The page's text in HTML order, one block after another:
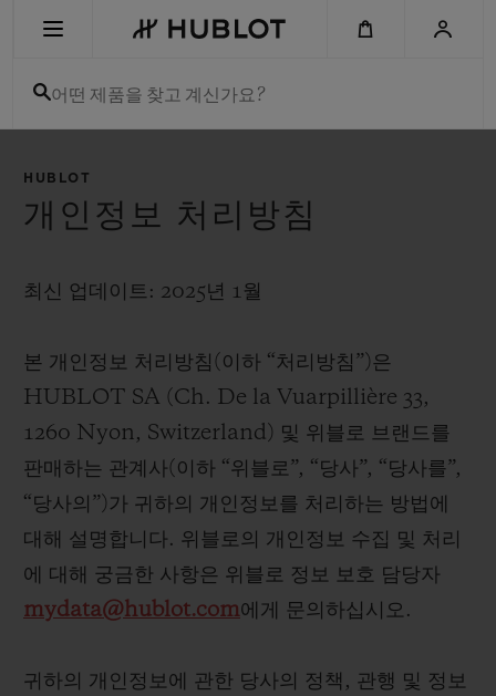
어떤 제품을 찾고 계신가요?
HUBLOT
개인정보 처리방침
최신 업데이트: 2025년 1월
본 개인정보 처리방침(이하 “처리방침”)은
HUBLOT SA (Ch. De la Vuarpillière 33,
1260 Nyon, Switzerland) 및 위블로 브랜드를
판매하는 관계사(이하 “위블로”, “당사”, “당사를”,
“당사의”)가 귀하의 개인정보를 처리하는 방법에
대해 설명합니다. 위블로의 개인정보 수집 및 처리
에 대해 궁금한 사항은 위블로 정보 보호 담당자
mydata@hublot.com에게 문의하십시오.
귀하의 개인정보에 관한 당사의 정책, 관행 및 정보
최근 검색이 없습니다
빅뱅
썸머 멀티 컬러 세라믹
빅뱅
피치 세라믹
스피릿 오브 빅
에센셜 토프
익스클루시브 서비스
5+5 워런티